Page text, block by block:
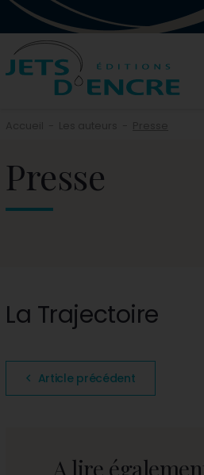
Presse
La Trajectoire
Article précédent
A lire